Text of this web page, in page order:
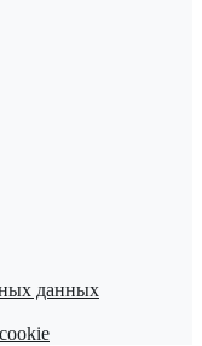
данных